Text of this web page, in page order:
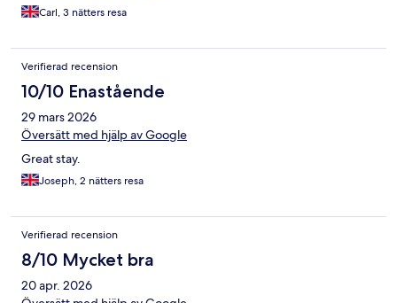
Carl, 3 nätters resa
Verifierad recension
10/10 Enastående
29 mars 2026
Översätt med hjälp av Google
Great stay.
Joseph, 2 nätters resa
Verifierad recension
8/10 Mycket bra
20 apr. 2026